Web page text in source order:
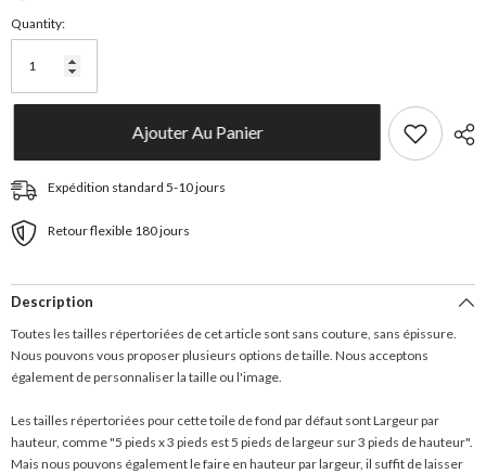
Quantity:
Ajouter Au Panier
Expédition standard 5-10 jours
Retour flexible 180 jours
Description
Toutes les tailles répertoriées de cet article sont sans couture, sans épissure.
Nous pouvons vous proposer plusieurs options de taille. Nous acceptons
également de personnaliser la taille ou l'image.
Les tailles répertoriées pour cette toile de fond par défaut sont Largeur par
hauteur, comme "5 pieds x 3 pieds est 5 pieds de largeur sur 3 pieds de hauteur".
Mais nous pouvons également le faire en hauteur par largeur, il suffit de laisser